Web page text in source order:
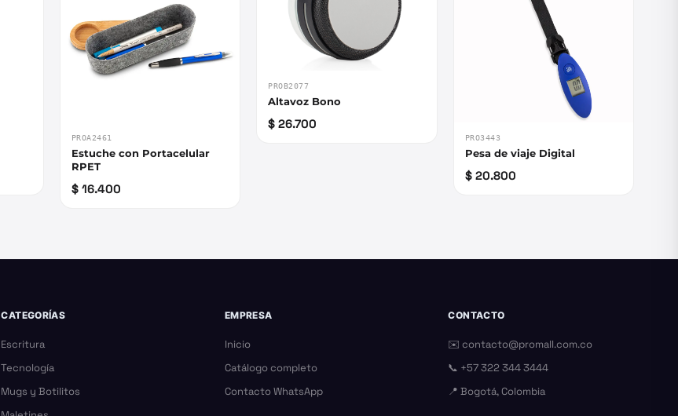
PROA2461
Estuche con Portacelular
RPET
$ 16.400
PROB2077
Altavoz Bono
$ 26.700
PRO3443
Pesa de viaje Digital
$ 20.800
CATEGORÍAS
Escritura
Tecnología
Mugs y Botilitos
EMPRESA
Inicio
Catálogo completo
Contacto WhatsApp
CONTACTO
✉️contacto@promall.com.co
📞 +57 322 344 3444
📍 Bogotá, Colombia